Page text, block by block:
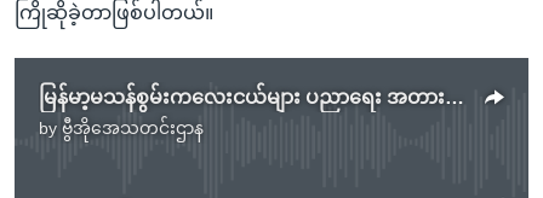
ကြိုဆိုခဲ့တာဖြစ်ပါတယ်။
မြန်မာ့မသန်စွမ်းကလေးငယ်များ ပညာရေး အတားအဆီးများရှိ
by ဗွီအိုအေသတင်းဌာန
No media source currently available